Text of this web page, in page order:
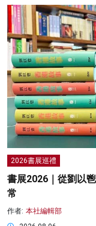
2026書展巡禮
書展2026｜從劉以
常
作者: 本社編輯部